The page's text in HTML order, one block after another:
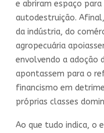
e abriram espaço
autodestruição.
da indústria, do
agropecuária
envolvendo a adoção
apontassem para o
financismo em
próprias classes
Ao que tudo indica, o